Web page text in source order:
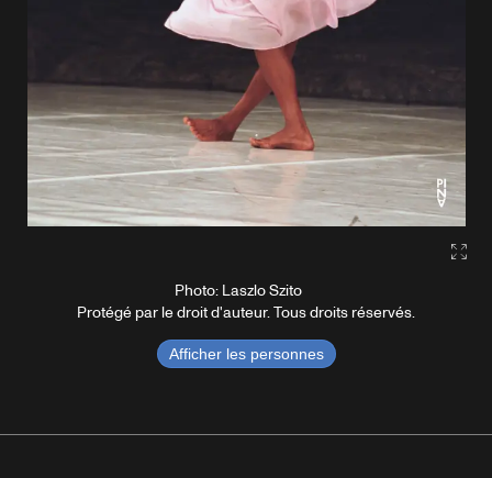
Photo: Laszlo Szito
Protégé par le droit d'auteur. Tous droits réservés.
Afficher les personnes